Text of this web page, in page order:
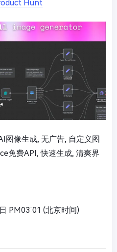
Hunt
图像生成, 无广告, 自定义图
免费API, 快速生成, 清爽界
PM03:01 (北京时间)